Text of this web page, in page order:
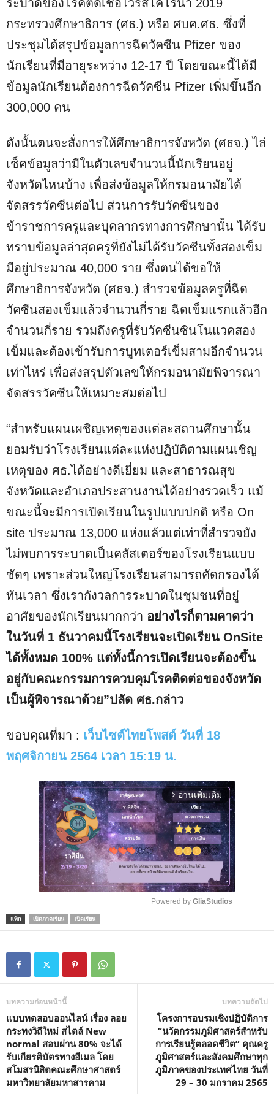
ระบาดของโรคติดเชื้อไวรัสโคโรนา 2019
กระทรวงศึกษาธิการ (ศธ.) หรือ ศบค.ศธ. ซึ่งที่
ประชุมได้สรุปข้อมูลการฉีดวัคซีน Pfizer ของ
นักเรียนที่มีอายุระหว่าง 12-17 ปี โดยขณะนี้ได้มี
ข้อมูลนักเรียนต้องการฉีดวัคซีน Pfizer เพิ่มขึ้นอีก
300,000 คน
ดังนั้นตนจะสั่งการให้ศึกษาธิการจังหวัด (ศธจ.) ไล่
เช็คข้อมูลว่ามีในตัวเลขจำนวนนี้นักเรียนอยู่
จังหวัดไหนบ้าง เพื่อส่งข้อมูลให้กรมอนามัยได้
จัดสรรวัคซีนต่อไป ส่วนการรับวัคซีนของ
ข้าราชการครูและบุคลากรทางการศึกษานั้น ได้รับ
ทราบข้อมูลล่าสุดครูที่ยังไม่ได้รับวัคซีนทั้งสองเข็ม
มีอยู่ประมาณ 40,000 ราย ซึ่งตนได้ขอให้
ศึกษาธิการจังหวัด (ศธจ.) สำรวจข้อมูลครูที่ฉีด
วัคซีนสองเข็มแล้วจำนวนกี่ราย ฉีดเข็มแรกแล้วอีก
จำนวนกี่ราย รวมถึงครูที่รับวัคซีนซินโนแวคสอง
เข็มและต้องเข้ารับการบูทเตอร์เข็มสามอีกจำนวน
เท่าไหร่ เพื่อส่งสรุปตัวเลขให้กรมอนามัยพิจารณา
จัดสรรวัคซีนให้เหมาะสมต่อไป
“สำหรับแผนเผชิญเหตุของแต่ละสถานศึกษานั้น
ยอมรับว่าโรงเรียนแต่ละแห่งปฏิบัติตามแผนเชิญ
เหตุของ ศธ.ได้อย่างดีเยี่ยม และสาธารณสุข
จังหวัดและอำเภอประสานงานได้อย่างรวดเร็ว แม้
ขณะนี้จะมีการเปิดเรียนในรูปแบบปกติ หรือ On
site ประมาณ 13,000 แห่งแล้วแต่เท่าที่สำรวจยัง
ไม่พบการระบาดเป็นคลัสเตอร์ของโรงเรียนแบบ
ชัดๆ เพราะส่วนใหญ่โรงเรียนสามารถคัดกรองได้
ทันเวลา ซึ่งเรากังวลการระบาดในชุมชนที่อยู่
อาศัยของนักเรียนมากกว่า อย่างไรก็ตามคาดว่า
ในวันที่ 1 ธันวาคมนี้โรงเรียนจะเปิดเรียน OnSite
ได้ทั้งหมด 100% แต่ทั้งนี้การเปิดเรียนจะต้องขึ้น
อยู่กับคณะกรรมการควบคุมโรคติดต่อของจังหวัด
เป็นผู้พิจารณาด้วย”ปลัด ศธ.กล่าว
ขอบคุณที่มา : เว็บไซต์ไทยโพสต์ วันที่ 18
พฤศจิกายน 2564 เวลา 15:19 น.
arrow_forward_ios อ่านเพิ่มเติม
Powered by GliaStudios
แท็ก เปิดภาคเรียน เปิดเรียน
บทความก่อนหน้านี้
แบบทดสอบออนไลน์ เรื่อง ลอย
กระทงวิถีใหม่ สไตล์ New
normal สอบผ่าน 80% จะได้
รับเกียรติบัตรทางอีเมล โดย
สโมสรนิสิตคณะศึกษาศาสตร์
มหาวิทยาลัยมหาสารคาม
บทความถัดไป
โครงการอบรมเชิงปฏิบัติการ
“นวัตกรรมภูมิศาสตร์สำหรับ
การเรียนรู้ตลอดชีวิต” คุณครู
ภูมิศาสตร์และสังคมศึกษาทุก
ภูมิภาคของประเทศไทย วันที่
29 – 30 มกราคม 2565